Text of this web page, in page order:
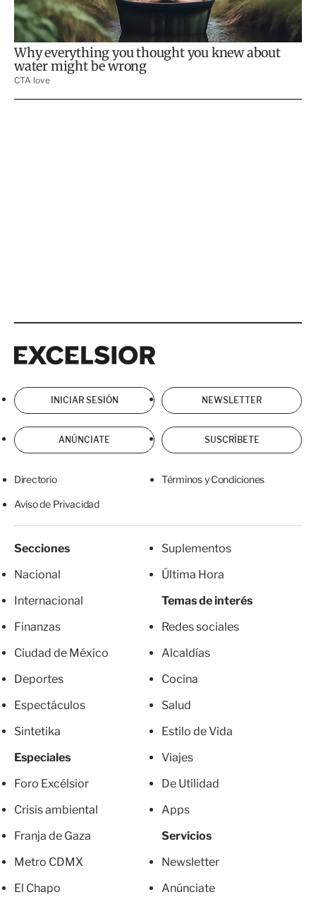
INICIAR SESIÓN NEWSLETTER
ANÚNCIATE SUSCRÍBETE
Directorio Términos y Condiciones
Aviso de Privacidad
Secciones
Nacional
Internacional
Finanzas
Ciudad de México
Deportes
Espectáculos
Sintetika
Especiales
Foro Excélsior
Crisis ambiental
Franja de Gaza
Metro CDMX
El Chapo
Suplementos
Última Hora
Temas de interés
Redes sociales
Alcaldías
Cocina
Salud
Estilo de Vida
Viajes
De Utilidad
Apps
Servicios
Newsletter
Anúnciate